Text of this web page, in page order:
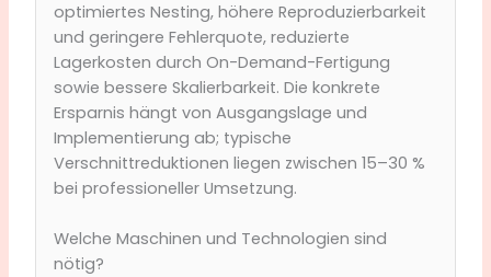
optimiertes Nesting, höhere Reproduzierbarkeit
und geringere Fehlerquote, reduzierte
Lagerkosten durch On-Demand-Fertigung
sowie bessere Skalierbarkeit. Die konkrete
Ersparnis hängt von Ausgangslage und
Implementierung ab; typische
Verschnittreduktionen liegen zwischen 15–30 %
bei professioneller Umsetzung.
Welche Maschinen und Technologien sind
nötig?